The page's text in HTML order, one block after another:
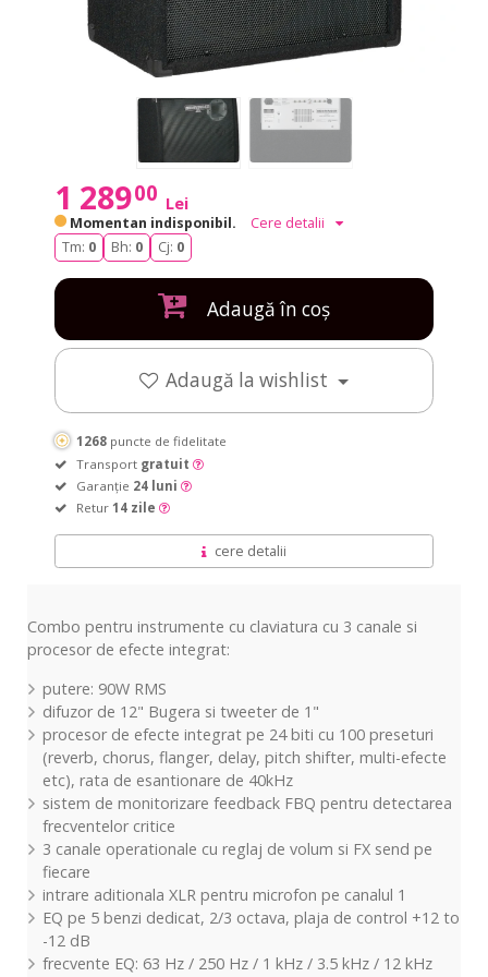
1 28900 Lei
Momentan indisponibil.
Cere detalii
Tm: 0 Bh: 0 Cj: 0
Adaugă în coș
Adaugă la wishlist
1268 puncte de fidelitate
Transport gratuit
Garanție 24 luni
Retur 14 zile
cere detalii
Combo pentru instrumente cu claviatura cu 3 canale si
procesor de efecte integrat:
putere: 90W RMS
difuzor de 12" Bugera si tweeter de 1"
procesor de efecte integrat pe 24 biti cu 100 preseturi
(reverb, chorus, flanger, delay, pitch shifter, multi-efecte
etc), rata de esantionare de 40kHz
sistem de monitorizare feedback FBQ pentru detectarea
frecventelor critice
3 canale operationale cu reglaj de volum si FX send pe
fiecare
intrare aditionala XLR pentru microfon pe canalul 1
EQ pe 5 benzi dedicat, 2/3 octava, plaja de control +12 to
-12 dB
frecvente EQ: 63 Hz / 250 Hz / 1 kHz / 3.5 kHz / 12 kHz